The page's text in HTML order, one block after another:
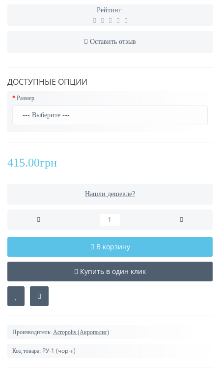
Рейтинг:
Оставить отзыв
ДОСТУПНЫЕ ОПЦИИ
Размер
415.00грн
Нашли дешевле?
В корзину
Купить в один клик
Производитель: Acropolis (Акрополис)
Код товара: РУ-1 (чорні)